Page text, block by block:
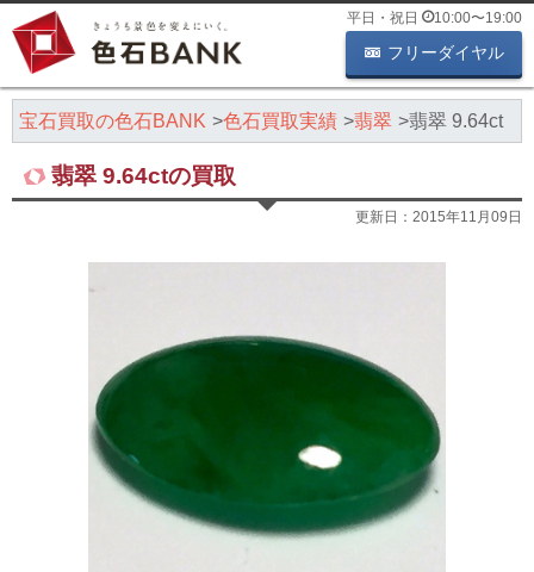
平日・祝日 10:00〜19:00
フリーダイヤル
宝石買取の色石BANK 色石買取実績 翡翠 翡翠 9.64ct
翡翠 9.64ctの買取
更新日： 2015年11月09日